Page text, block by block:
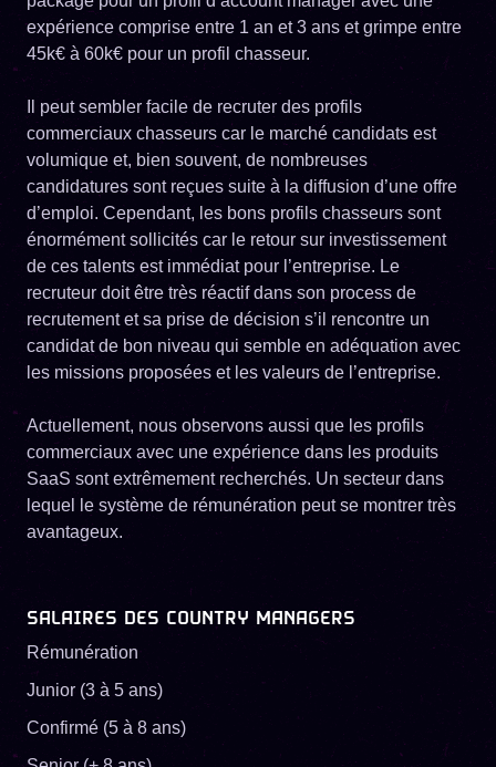
expérience comprise entre 1 an et 3 ans et grimpe entre
45k€ à 60k€ pour un profil chasseur.
Il peut sembler facile de recruter des profils
commerciaux chasseurs car le marché candidats est
volumique et, bien souvent, de nombreuses
candidatures sont reçues suite à la diffusion d’une offre
d’emploi. Cependant, les bons profils chasseurs sont
énormément sollicités car le retour sur investissement
de ces talents est immédiat pour l’entreprise. Le
recruteur doit être très réactif dans son process de
recrutement et sa prise de décision s’il rencontre un
candidat de bon niveau qui semble en adéquation avec
les missions proposées et les valeurs de l’entreprise.
Actuellement, nous observons aussi que les profils
commerciaux avec une expérience dans les produits
SaaS sont extrêmement recherchés. Un secteur dans
lequel le système de rémunération peut se montrer très
avantageux.
SALAIRES DES COUNTRY MANAGERS
Rémunération
Junior (3 à 5 ans)
Confirmé (5 à 8 ans)